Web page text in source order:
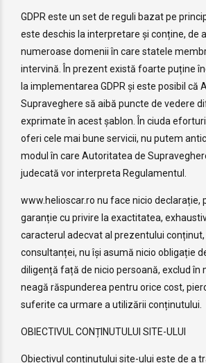
GDPR este un set de reguli bazat pe
este deschis la interpretare și conține, de
numeroase domenii în care statele
intervină. În prezent există foarte puține
la implementarea GDPR și este posibil că
Supraveghere să aibă puncte de vedere
exprimate în acest șablon. În ciuda
oferi cele mai bune servicii, nu putem
modul în care Autoritatea de
judecată vor interpreta Regulamentul.
www.helioscar.ro nu face nicio declarație,
garanție cu privire la exactitatea,
caracterul adecvat al prezentului
consultanței, nu își asumă nicio obligație
diligență față de nicio persoană, exclud în
neagă răspunderea pentru orice cost,
suferite ca urmare a utilizării conținutului.
OBIECTIVUL CONȚINUTULUI SITE-ULUI
Obiectivul conținutului site-ului este de a